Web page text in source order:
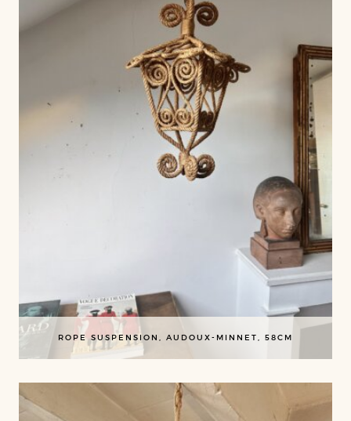
ROPE SUSPENSION, AUDOUX-MINNET, 58CM